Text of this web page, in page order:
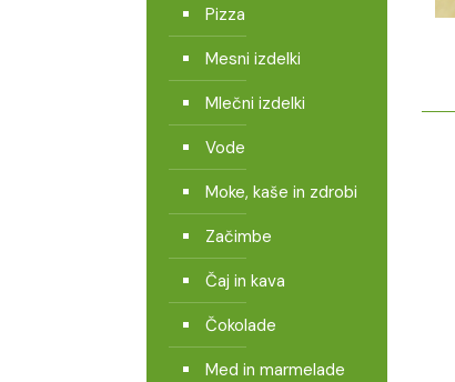
Pizza
Mesni izdelki
Mlečni izdelki
Vode
Moke, kaše in zdrobi
Začimbe
Čaj in kava
Čokolade
Med in marmelade